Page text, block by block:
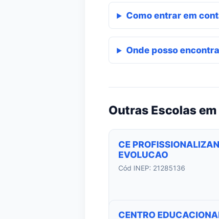
Como entrar em
Onde posso
Outras Escolas
CE
EVOLUCAO
Cód INEP: 21285136
CENTRO